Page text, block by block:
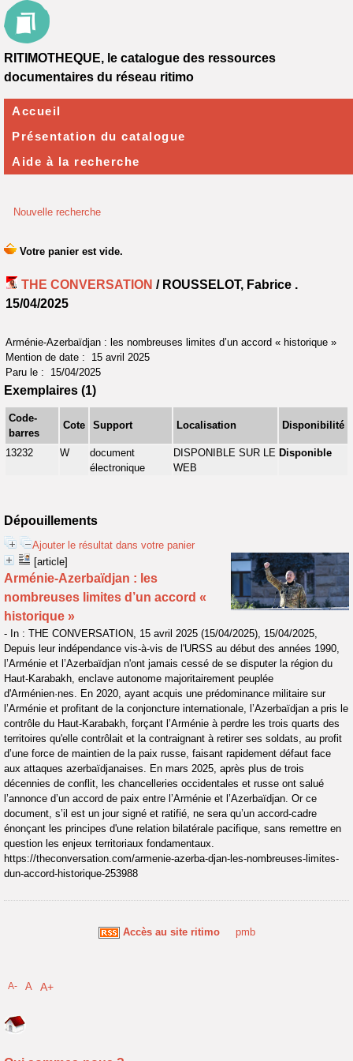
Nouvelle recherche
THE CONVERSATION / ROUSSELOT, Fabrice .
15/04/2025
Arménie-Azerbaïdjan : les nombreuses limites d’un accord « historique »
Mention de date : 15 avril 2025
Paru le : 15/04/2025
Exemplaires (1)
Code-
barres
Cote Support Localisation Disponibilité
13232 W
document
électronique
DISPONIBLE SUR LE
WEB
Disponible
Dépouillements
Ajouter le résultat dans votre panier
[article]
Arménie-Azerbaïdjan : les
nombreuses limites d’un accord «
historique »
- In : THE CONVERSATION, 15 avril 2025 (15/04/2025), 15/04/2025,
Depuis leur indépendance vis-à-vis de l'URSS au début des années 1990,
l’Arménie et l’Azerbaïdjan n'ont jamais cessé de se disputer la région du
Haut-Karabakh, enclave autonome majoritairement peuplée
d'Arménien·nes. En 2020, ayant acquis une prédominance militaire sur
l’Arménie et profitant de la conjoncture internationale, l’Azerbaïdjan a pris le
contrôle du Haut-Karabakh, forçant l’Arménie à perdre les trois quarts des
territoires qu'elle contrôlait et la contraignant à retirer ses soldats, au profit
d’une force de maintien de la paix russe, faisant rapidement défaut face
aux attaques azerbaïdjanaises. En mars 2025, après plus de trois
décennies de conflit, les chancelleries occidentales et russe ont salué
l’annonce d’un accord de paix entre l’Arménie et l’Azerbaïdjan. Or ce
document, s’il est un jour signé et ratifié, ne sera qu’un accord-cadre
énonçant les principes d'une relation bilatérale pacifique, sans remettre en
question les enjeux territoriaux fondamentaux.
https://theconversation.com/armenie-azerba-djan-les-nombreuses-limites-
dun-accord-historique-253988
Accès au site ritimo pmb
RITIMOTHEQUE, le catalogue des ressources
documentaires du réseau ritimo
Accueil
Présentation du catalogue
Aide à la recherche
A- A A+